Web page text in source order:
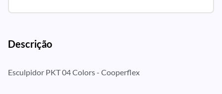
Descrição
Esculpidor PKT 04 Colors - Cooperflex